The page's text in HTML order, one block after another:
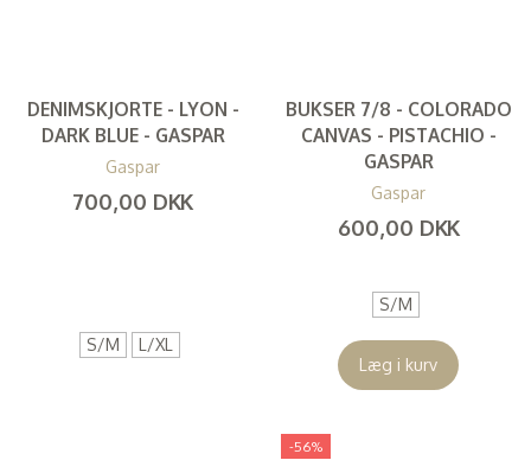
DENIMSKJORTE - LYON -
DARK BLUE - GASPAR
Gaspar
700,00 DKK
S/M L/XL
BUKSER 7/8 - COLORADO
CANVAS - PISTACHIO -
GASPAR
Gaspar
600,00 DKK
S/M
Læg i kurv
-56%